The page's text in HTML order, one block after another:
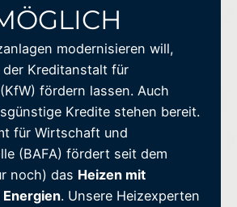
modernisieren will,
Kreditanstalt für
fördern lassen. Auch
Kredite stehen bereit.
für Wirtschaft und
(BAFA) fördert seit dem
noch) das Heizen mit
. Unsere Heizexperten